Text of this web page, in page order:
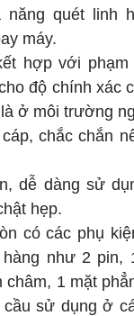
quét linh
máy.
hợp với
độ chính xác
ở môi trường
chắc chắn
dễ dàng sử
hẹp.
có các phụ
như 2 pin,
châm, 1 mặt
sử dụng ở